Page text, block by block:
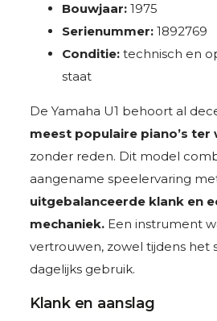
Bouwjaar:1975
Serienummer:1892769
Conditie:technisch en
staat
De Yamaha U1 behoort al
meest populaire piano’s ter
zonder reden. Dit model
aangename speelervaring
uitgebalanceerde klank en
mechaniek.Een instrument
vertrouwen, zowel tijdens het
dagelijks gebruik.
Klank en aanslag